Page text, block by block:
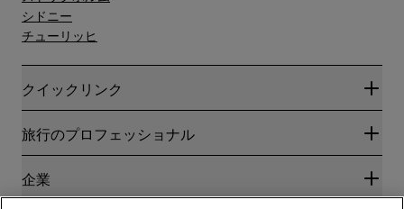
シドニー
チューリッヒ
クイックリンク
Radisson Rewards
ブログ
目的地
旅行のプロフェッショナル
パートナー
旅行代理店
企業